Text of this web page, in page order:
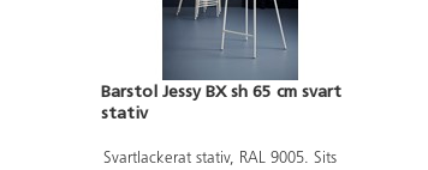
Barstol Jessy BX sh 65 cm svart
stativ
Svartlackerat stativ, RAL 9005. Sits